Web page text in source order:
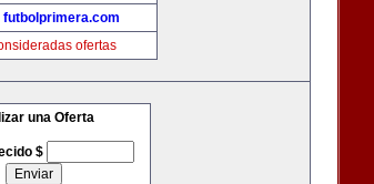
futbolprimera.com
ofertas
una Oferta
$